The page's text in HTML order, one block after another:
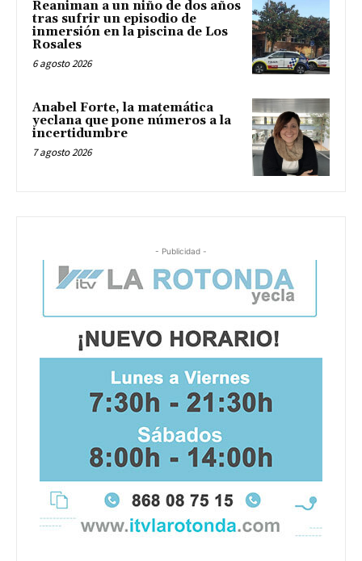
Reaniman a un niño de dos años
tras sufrir un episodio de
inmersión en la piscina de Los
Rosales
6 agosto 2026
Anabel Forte, la matemática
yeclana que pone números a la
incertidumbre
7 agosto 2026
- Publicidad -